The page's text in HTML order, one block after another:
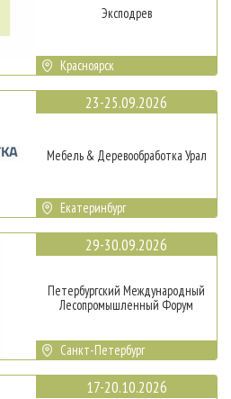
Эксподрев
Красноярск
23-25.09.2026
Мебель & Деревообработка Урал
Екатеринбург
29-30.09.2026
Петербургский Международный
Лесопромышленный Форум
Санкт-Петербург
17-20.10.2026